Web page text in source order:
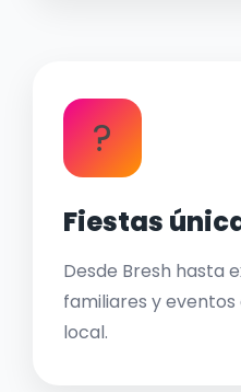
?
Fiestas
Desde Bresh hasta
familiares y
local.